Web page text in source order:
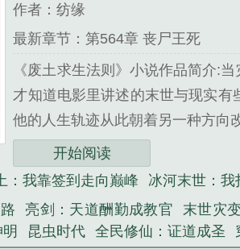
作者：纺缘
最新章节：第564章 丧尸王死
《废土求生法则》小说作品简介:
才知道电影里讲述的末世与现实有
他的人生轨迹从此朝着另一种方向
开始阅读
：我靠签到走向巅峰 冰河末世：
亮剑：天道酬勤成教官 末世灾
昆虫时代 全民修仙：证道成圣